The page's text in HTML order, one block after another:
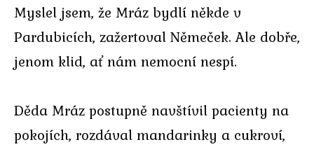
Myslel jsem, že Mráz bydlí někde v
Pardubicích, zažertoval Němeček. Ale dobře,
jenom klid, ať nám nemocní nespí.
Děda Mráz postupně navštívil pacienty na
pokojích, rozdával mandarinky a cukroví,